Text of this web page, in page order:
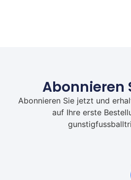
Abonnieren
Abonnieren Sie jetzt und
auf Ihre erste